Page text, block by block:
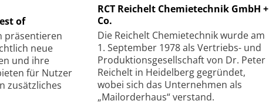
of
präsentieren
neue
und ihre
für Nutzer
zusätzliches
RCT Reichelt Chemietechnik GmbH +
Co.
Die Reichelt Chemietechnik wurde am
1. September 1978 als Vertriebs- und
Produktionsgesellschaft von Dr. Peter
Reichelt in Heidelberg gegründet,
wobei sich das Unternehmen als
„Mailorderhaus“ verstand.
mit Super-
SmarAct GmbH
kleinstem Raum